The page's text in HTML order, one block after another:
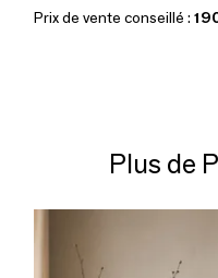
Prix de vente conseillé :
Plus de